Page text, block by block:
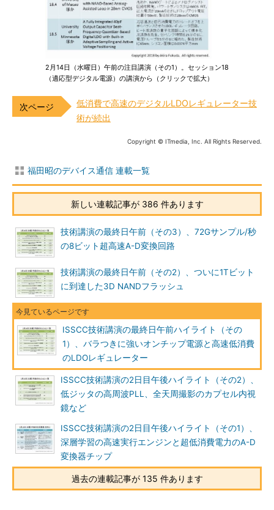
2月14日（水曜日）午前の注目講演（その1）。セッション18
（適応型デジタル電源）の講演から（クリックで拡大）
低消費で高速のデジタルLDOレギュレーター技
術が続出
Copyright © ITmedia, Inc. All Rights Reserved.
福田昭のデバイス通信 連載一覧
新しい連載記事が 386 件あります
技術講演の最終日午前（その3）、72Gサンプル/秒
の8ビット超高速A-D変換回路
技術講演の最終日午前（その2）、ついに1Tビット
に到達した3D NANDフラッシュ
ISSCC技術講演の最終日午前ハイライト（その
1）、バラつきに強いオンチップ電源と高速低消費
のLDOレギュレーター
ISSCC技術講演の2日目午後ハイライト（その2）、
低ジッタの高周波PLL、全天周撮影のカプセル内視
鏡など
ISSCC技術講演の2日目午後ハイライト（その1）、
深層学習の高速実行エンジンと超低消費電力のA-D
変換器チップ
過去の連載記事が 135 件あります